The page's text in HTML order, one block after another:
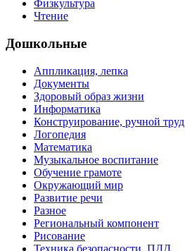
Физкультура
Чтение
Дошкольные
Аппликация, лепка
Документы
Здоровый образ жизни
Информатика
Конструирование, ручной труд
Логопедия
Математика
Музыкальное воспитание
Обучение грамоте
Окружающий мир
Развитие речи
Разное
Региональный компонент
Рисование
Техника безопасности, ПДД